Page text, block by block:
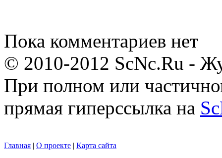
Пока комментариев нет
© 2010-2012 ScNc.Ru -
При полном или
прямая гиперссылка на
Главная | О проекте | Карта сайта